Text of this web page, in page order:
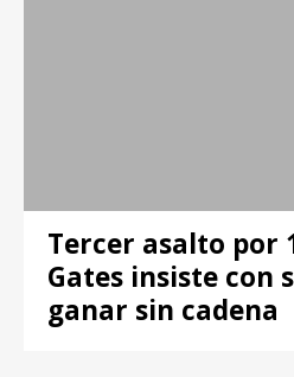
Tercer asalto por
Gates insiste con
ganar sin cadena